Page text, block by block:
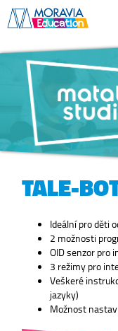
TALE-
Ideální pro děti
2 možnosti
OID senzor pro
3 režimy pro
Veškeré
jazyky)
Možnost